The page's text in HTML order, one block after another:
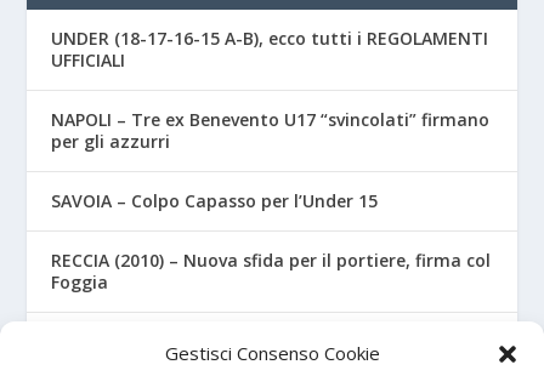
Gestisci Consenso Cookie
UNDER (18-17-16-15 A-B), ecco tutti i REGOLAMENTI
UFFICIALI
NAPOLI – Tre ex Benevento U17 “svincolati” firmano
per gli azzurri
SAVOIA – Colpo Capasso per l’Under 15
RECCIA (2010) – Nuova sfida per il portiere, firma col
Foggia
RIZZO – Dalla “Fratelli Bandiera” al Crotone: la
favola di Christian